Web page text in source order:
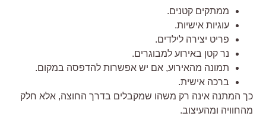
ממתקים קטנים.
עוגיות אישיות.
פריט יצירה לילדים.
נר קטן באירוע למבוגרים.
תמונה מהאירוע, אם יש אפשרות להדפסה במקום.
ברכה אישית.
כך המתנה אינה רק משהו שמקבלים בדרך החוצה, אלא חלק
מהחוויה ומהעיצוב.